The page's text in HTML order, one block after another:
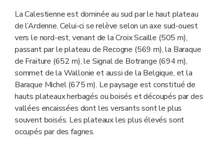
La Calestienne est dominée au sud par le haut plateau
de l’Ardenne. Celui-ci se relève selon un axe sud-ouest
vers le nord-est, venant de la Croix Scaille (505 m),
passant par le plateau de Recogne (569 m), la Baraque
de Fraiture (652 m), le Signal de Botrange (694 m),
sommet de la Wallonie et aussi de la Belgique, et la
Baraque Michel (675 m). Le paysage est constitué de
hauts plateaux herbagés ou boisés et découpés par des
vallées encaissées dont les versants sont le plus
souvent boisés. Les plateaux les plus élevés sont
occupés par des fagnes.